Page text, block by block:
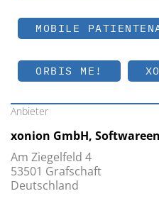
MOBILE
ORBIS ME!
Anbieter
xonion GmbH,
Am Ziegelfeld 4
53501 Grafschaft
Deutschland